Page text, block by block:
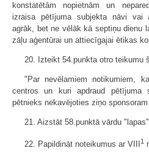
konstatētām nopietnām un
izraisa pētījuma subjekta nāvi vai
agrāk, bet ne vēlāk kā septiņu dienu
zāļu aģentūrai un attiecīgajai ētikas
20. Izteikt 54.punkta otro teikumu
"Par nevēlamiem notikumiem,
centros un kuri apdraud pētījuma
pētnieks nekavējoties ziņo
21. Aizstāt 58.punktā vārdu
22. Papildināt noteikumus ar VIII 1